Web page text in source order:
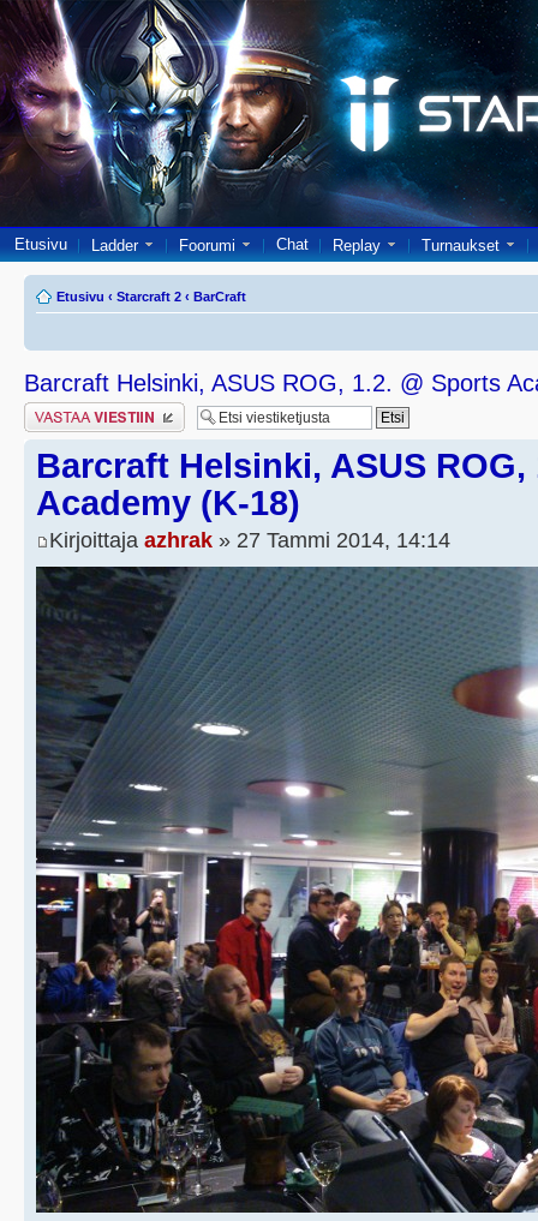
Etusivu Ladder Foorumi Chat Replay Turnaukset
Etusivu ‹ Starcraft 2 ‹ BarCraft
Barcraft Helsinki, ASUS ROG, 1.2. @ Sports
Lähetä vastaus
Barcraft Helsinki, ASUS ROG,
Academy (K-18)
Kirjoittaja azhrak » 27 Tammi 2014, 14:14